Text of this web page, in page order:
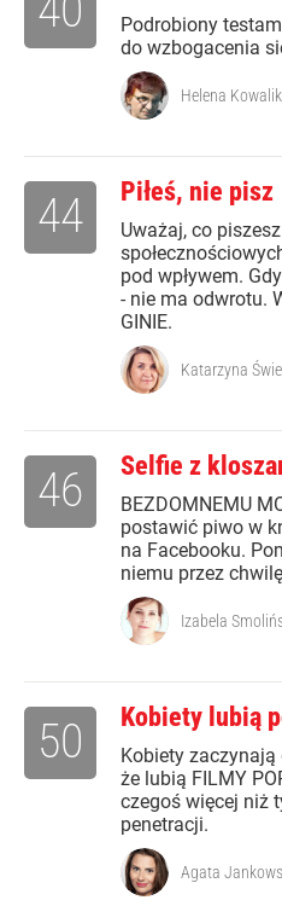
Podrobiony
do wzbogacenia
Helena Kowalik
Piłeś, nie pisz
Uważaj, co
pod wpływem.
- nie ma odwrotu.
GINIE.
44
Katarzyna
Selfie z
BEZDOMNEMU
postawić piwo w
na Facebooku.
niemu przez
46
Izabela
Kobiety lubią
Kobiety zaczynają
że lubią FILMY
czegoś więcej niż
penetracji.
50
Agata